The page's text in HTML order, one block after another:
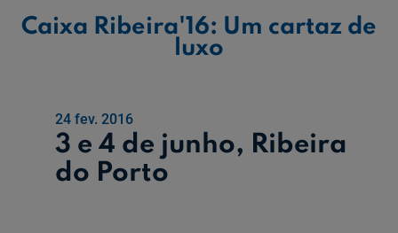
Saiba mais sobre a Chave Móvel Digital
de
luxo
Caixa Ribeira'16: Um cartaz de
luxo
24 fev. 2016
3 e 4 de junho, Ribeira
do Porto